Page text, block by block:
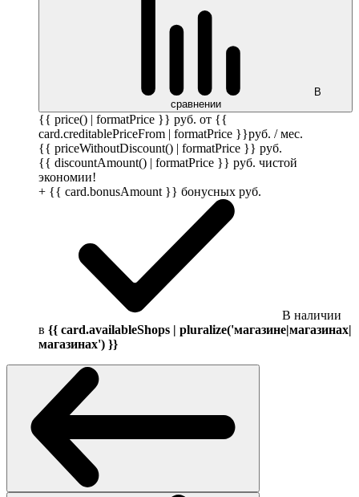
В
сравнении
{{ price() | formatPrice }} руб. от {{
card.creditablePriceFrom | formatPrice }}руб. / мес.
{{ priceWithoutDiscount() | formatPrice }} руб.
{{ discountAmount() | formatPrice }} руб. чистой
экономии!
+ {{ card.bonusAmount }} бонусных руб.
В наличии
в {{ card.availableShops | pluralize('магазине|магазинах|
магазинах') }}